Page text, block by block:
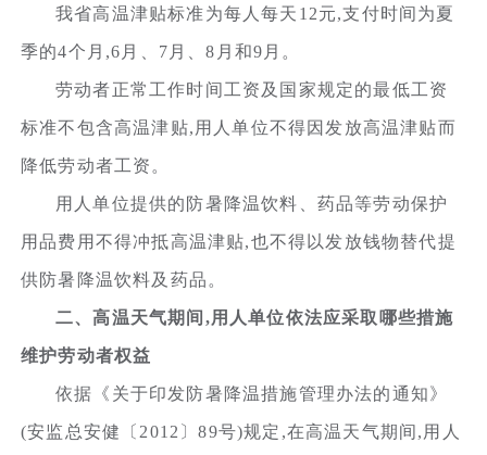
我省高温津贴标准为每人每天12元,支付时间为夏
季的4个月,6月、7月、8月和9月。
劳动者正常工作时间工资及国家规定的最低工资
标准不包含高温津贴,用人单位不得因发放高温津贴而
降低劳动者工资。
用人单位提供的防暑降温饮料、药品等劳动保护
用品费用不得冲抵高温津贴,也不得以发放钱物替代提
供防暑降温饮料及药品。
二、高温天气期间,用人单位依法应采取哪些措施
维护劳动者权益
依据《关于印发防暑降温措施管理办法的通知》
(安监总安健〔2012〕89号)规定,在高温天气期间,用人